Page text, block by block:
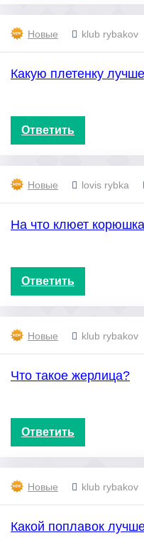
Новые klub rybakov
Какую плетенку
Ответить
Новые lovis rybka
На что клюет
Ответить
Новые klub rybakov
Что такое жерлица?
Ответить
Новые klub rybakov
Какой поплавок